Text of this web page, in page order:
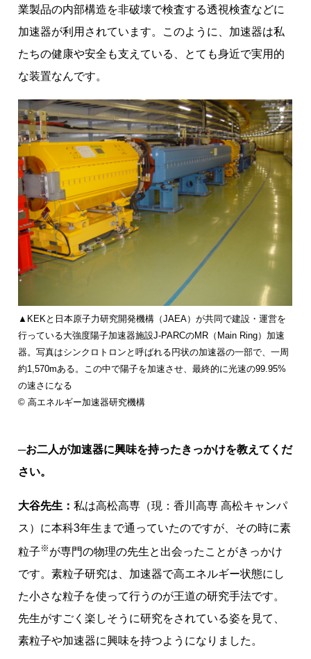
取
り
み
業製品の内部構造を非破壊で検査する透視検査などに
加速器が利用されています。このように、加速器は私
たちの健康や安全も支えている、とても身近で実用的
な装置なんです。
▲KEKと日本原子力研究開発機構（JAEA）が共同で建設・運営を
行っている大強度陽子加速器施設J-PARCのMR（Main Ring）加速
器。写真はシンクロトロンと呼ばれる円状の加速器の一部で、一周
約1,570mある。この中で陽子を加速させ、最終的に光速の99.95%
の速さになる
© 高エネルギー加速器研究機構
─お二人が加速器に興味を持ったきっかけを教えてくだ
さい。
大谷先生：私は高松高専（現：香川高専 高松キャンパ
ス）に本科3年生まで通っていたのですが、その時に素
粒子 ※ が専門の物理の先生と出会ったことがきっかけ
です。素粒子研究は、加速器で高エネルギー状態にし
た小さな粒子を使って行うのが王道の研究手法です。
先生がすごく楽しそうに研究をされている姿を見て、
素粒子や加速器に興味を持つようになりました。